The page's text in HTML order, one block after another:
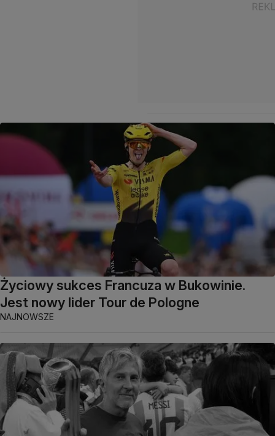
Życiowy sukces Francuza w Bukowinie.
Jest nowy lider Tour de Pologne
NAJNOWSZE